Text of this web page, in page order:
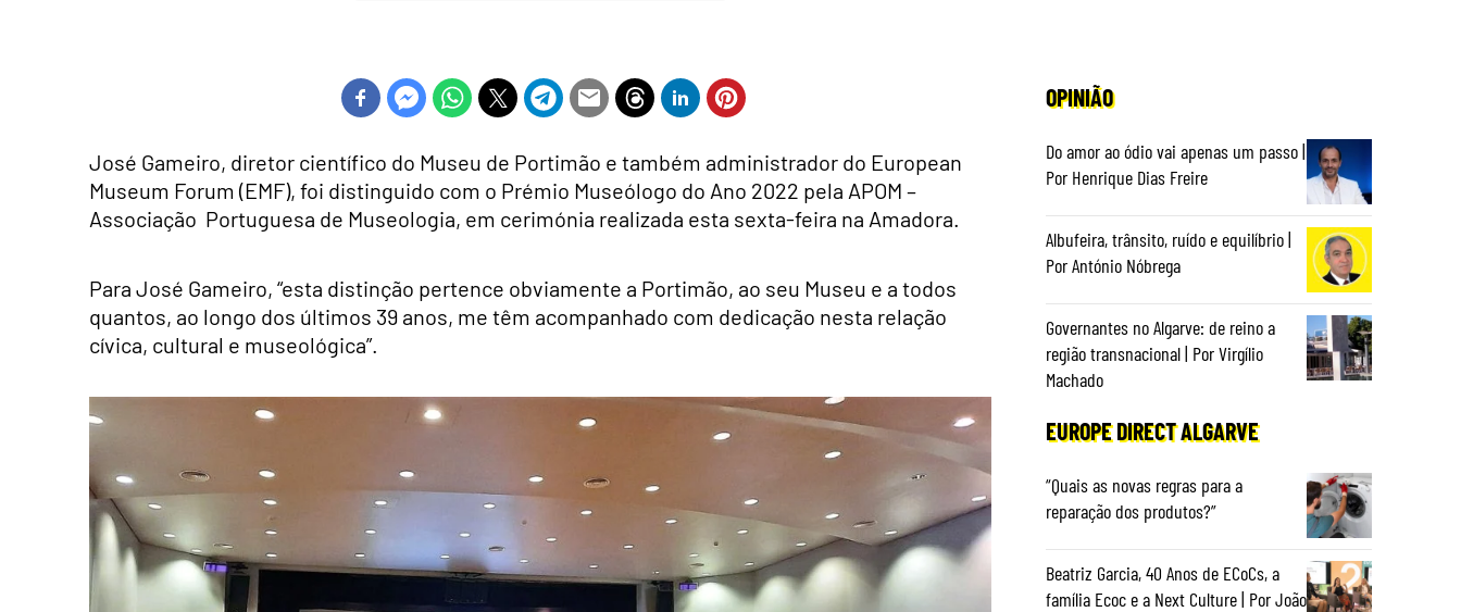
José Gameiro, diretor científico do Museu de Portimão e também administrador do European
Museum Forum (EMF), foi distinguido com o Prémio Museólogo do Ano 2022 pela APOM –
Associação Portuguesa de Museologia, em cerimónia realizada esta sexta-feira na Amadora.
Para José Gameiro, “esta distinção pertence obviamente a Portimão, ao seu Museu e a todos
quantos, ao longo dos últimos 39 anos, me têm acompanhado com dedicação nesta relação
cívica, cultural e museológica”.
OPINIÃO
Do amor ao ódio vai apenas um passo |
Por Henrique Dias Freire
Albufeira, trânsito, ruído e equilíbrio |
Por António Nóbrega
Governantes no Algarve: de reino a
região transnacional | Por Virgílio
Machado
EUROPE DIRECT ALGARVE
“Quais as novas regras para a
reparação dos produtos?”
Beatriz Garcia, 40 Anos de ECoCs, a
família Ecoc e a Next Culture | Por João